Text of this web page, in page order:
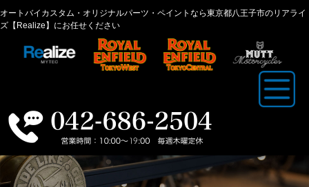
オートバイカスタム・オリジナルパーツ・ペイントなら東京都八王子市のリアライ
ズ【Realize】にお任せください